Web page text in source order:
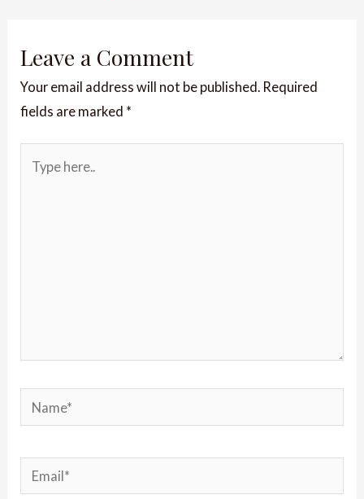
Leave a Comment
Your email address will not be published. Required
fields are marked *